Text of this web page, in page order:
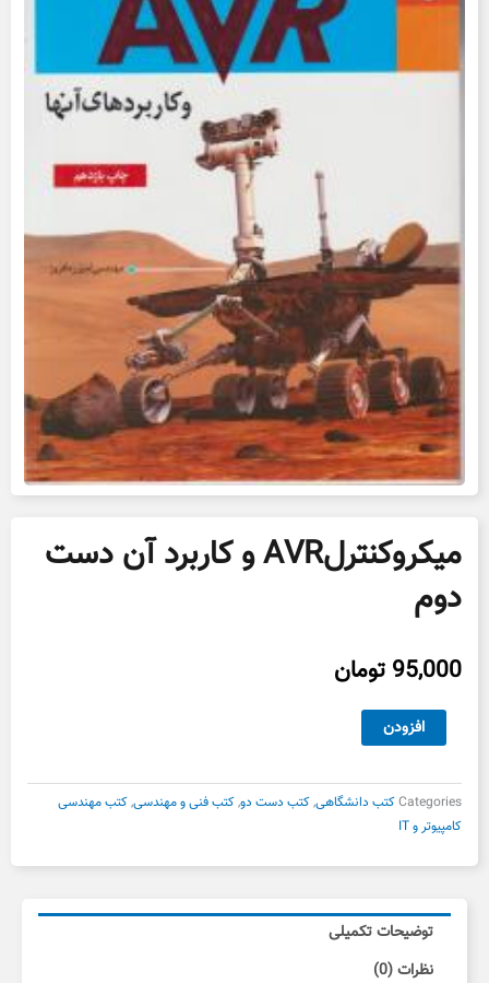
میکروکنترلAVR و کاربرد آن دست
دوم
95,000 تومان
میکروکنترلAVR
دست
دوم
عدد
افزودن
Categoriesکتب دانشگاهی,کتب دست دو,کتب فنی و مهندسی,کتب مهندسی
کامپیوتر و IT
توضیحات تکمیلی
نظرات (0)